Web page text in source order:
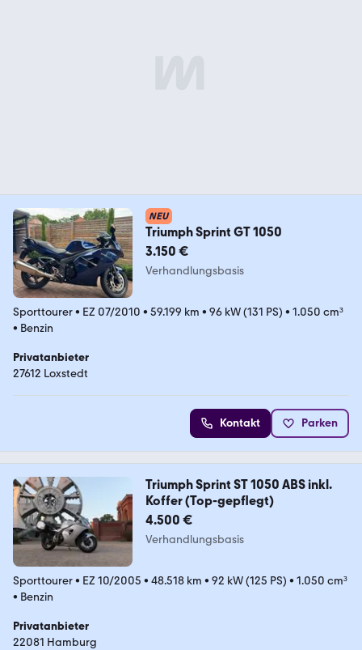
NEU
Triumph Sprint GT 1050
3.150 €
Verhandlungsbasis
Sporttourer• EZ 07/2010 • 59.199 km • 96 kW (131 PS) • 1.050 cm³
• Benzin
Privatanbieter
27612 Loxstedt
Kontakt Parken
Triumph Sprint ST 1050 ABS inkl.
Koffer (Top-gepflegt)
4.500 €
Verhandlungsbasis
Sporttourer• EZ 10/2005 • 48.518 km • 92 kW (125 PS) • 1.050 cm³
• Benzin
Privatanbieter
22081 Hamburg